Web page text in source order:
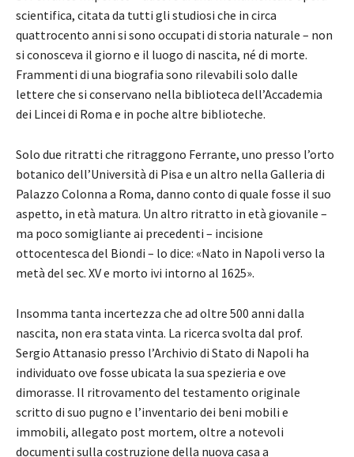
scientifica, citata da tutti gli studiosi che in circa
quattrocento anni si sono occupati di storia naturale – non
si conosceva il giorno e il luogo di nascita, né di morte.
Frammenti di una biografia sono rilevabili solo dalle
lettere che si conservano nella biblioteca dell’Accademia
dei Lincei di Roma e in poche altre biblioteche.
Solo due ritratti che ritraggono Ferrante, uno presso l’orto
botanico dell’Università di Pisa e un altro nella Galleria di
Palazzo Colonna a Roma, danno conto di quale fosse il suo
aspetto, in età matura. Un altro ritratto in età giovanile –
ma poco somigliante ai precedenti – incisione
ottocentesca del Biondi – lo dice: «Nato in Napoli verso la
metà del sec. XV e morto ivi intorno al 1625».
Insomma tanta incertezza che ad oltre 500 anni dalla
nascita, non era stata vinta. La ricerca svolta dal prof.
Sergio Attanasio presso l’Archivio di Stato di Napoli ha
individuato ove fosse ubicata la sua spezieria e ove
dimorasse. Il ritrovamento del testamento originale
scritto di suo pugno e l’inventario dei beni mobili e
immobili, allegato post mortem, oltre a notevoli
documenti sulla costruzione della nuova casa a